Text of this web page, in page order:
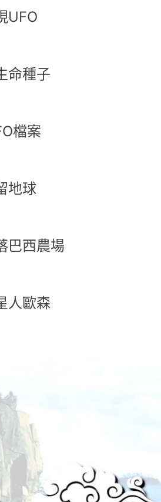
UFO
命種子
檔案
地球
巴西農場
人歐森